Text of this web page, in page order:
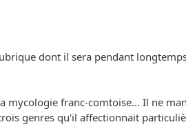
dont il sera pendant
franc-comtoise... Il ne
genres qu'il affectionnait